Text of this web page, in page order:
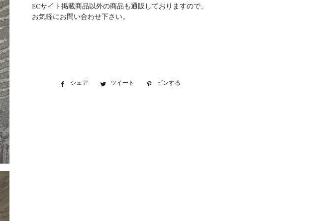
ECサイト掲載商品以外の商品も通販しておりますので、
お気軽にお問い合わせ下さい。
シェア
Facebookツイート
Twitter ピンする